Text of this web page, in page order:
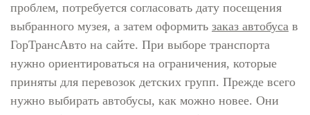
проблем, потребуется согласовать дату посещения
выбранного музея, а затем оформить заказ автобуса в
ГорТрансАвто на сайте. При выборе транспорта
нужно ориентироваться на ограничения, которые
приняты для перевозок детских групп. Прежде всего
нужно выбирать автобусы, как можно новее. Они